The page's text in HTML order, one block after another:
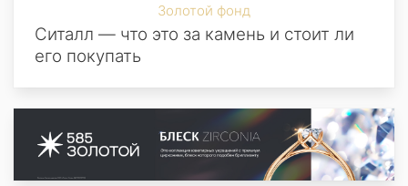
Золотой фонд
Ситалл — что это за камень и стоит ли
его покупать